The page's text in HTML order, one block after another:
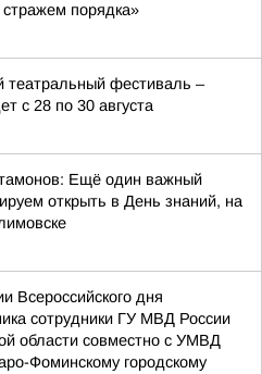
порядка»
театральный фестиваль –
с 28 по 30 августа
Ещё один важный
открыть в День знаний, на
Всероссийского дня
сотрудники ГУ МВД России
области совместно с УМВД
Фоминскому городскому